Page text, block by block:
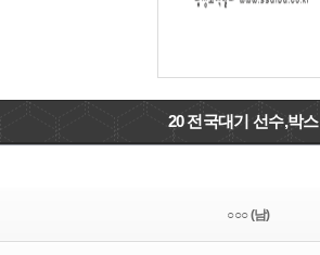
20 전국대기 선수,박스
○○○ (남)